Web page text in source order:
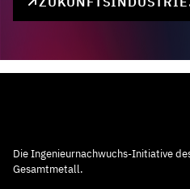
Die Ingenieurnachwuchs-Initiative
Gesamtmetall.